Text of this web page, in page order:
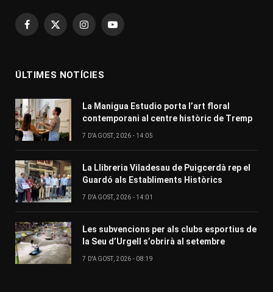
Facebook
X
InstagramYouTube
ÚLTIMES NOTÍCIES
La Manigua Estudio porta l’art floral
contemporani al centre històric de Tremp
7 D'AGOST, 2026 - 14:05
La Llibreria Viladesau de Puigcerdà rep el
Guardó als Establiments Històrics
7 D'AGOST, 2026 - 14:01
Les subvencions per als clubs esportius de
la Seu d’Urgell s’obrirà al setembre
7 D'AGOST, 2026 - 08:19